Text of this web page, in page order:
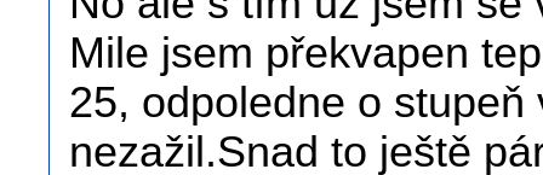
Mile jsem překvapen
25, odpoledne o
nezažil.Snad to ještě